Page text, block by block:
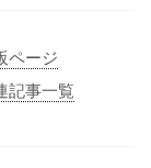
ページ
記事一覧